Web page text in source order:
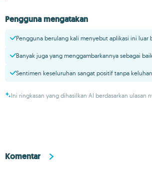
Pengguna mengatakan
Pengguna berulang kali menyebut aplikasi ini luar
Banyak juga yang menggambarkannya sebagai
Sentimen keseluruhan sangat positif tanpa
Ini ringkasan yang dihasilkan AI berdasarkan ulasan
Komentar